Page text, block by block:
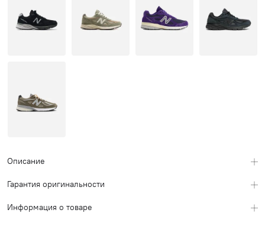
Описание
Гарантия оригинальности
Информация о товаре